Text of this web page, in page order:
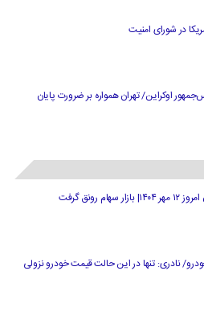
در شورای امنیت
اوکراین/ تهران همواره بر ضرورت پایان
رونق گرفت
نادری: تنها در این حالت قیمت خودرو نزولی